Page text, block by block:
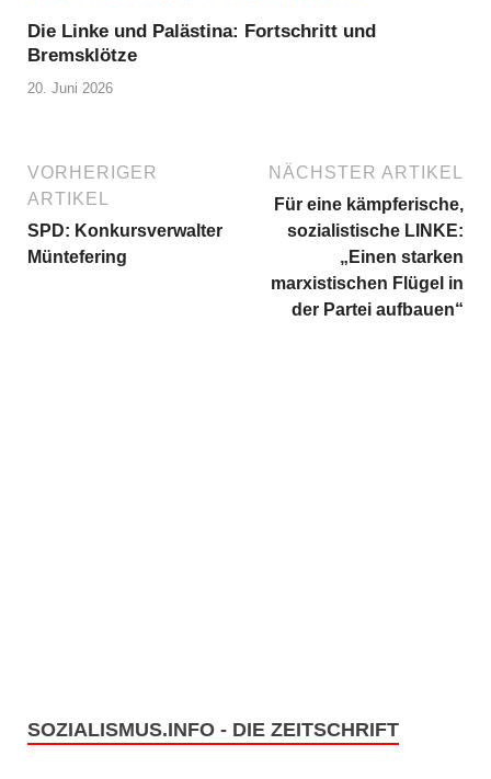
Die Linke und Palästina: Fortschritt und
Bremsklötze
20. Juni 2026
VORHERIGER
ARTIKEL
SPD: Konkursverwalter
Müntefering
NÄCHSTER ARTIKEL
Für eine kämpferische,
sozialistische LINKE:
„Einen starken
marxistischen Flügel in
der Partei aufbauen“
SOZIALISMUS.INFO - DIE ZEITSCHRIFT